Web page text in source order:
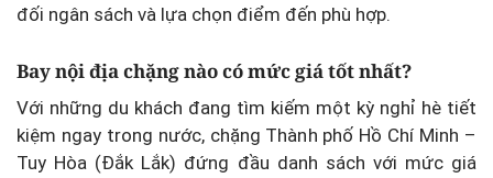
đối ngân sách và lựa chọn điểm đến phù hợp.
Bay nội địa chặng nào có mức giá tốt nhất?
Với những du khách đang tìm kiếm một kỳ nghỉ hè tiết
kiệm ngay trong nước, chặng Thành phố Hồ Chí Minh –
Tuy Hòa (Đắk Lắk) đứng đầu danh sách với mức giá